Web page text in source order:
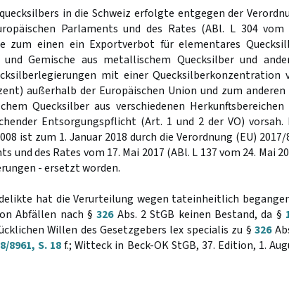
in die Schweiz erfolgte entgegen der
Parlaments und des Rates (ABl. L 304 vom
zum einen ein Exportverbot für elementares
Gemische aus metallischem Quecksilber und
mit einer Quecksilberkonzentration
außerhalb der Europäischen Union und zum anderen
Quecksilber aus verschiedenen Herkunftsbereichen
Entsorgungspflicht (Art. 1 und 2 der VO) vorsah.
ist zum 1. Januar 2018 durch die Verordnung (EU) 2017/
und des Rates vom 17. Mai 2017 (ABl. L 137 vom 24. Mai
- ersetzt worden.
hat die Verurteilung wegen tateinheitlich
Abfällen nach §326Abs. 2 StGB keinen Bestand, da §
Willen des Gesetzgebers lex specialis zu §326
8961, S. 18f.; Witteck in Beck-OK StGB, 37. Edition, 1.